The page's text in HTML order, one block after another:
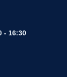
- 16:30